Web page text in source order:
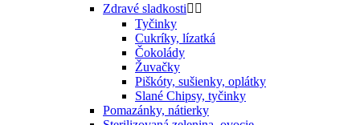
Zdravé sladkosti 
Tyčinky
Cukríky, lízatká
Čokolády
Žuvačky
Piškóty, sušienky, oplátky
Slané Chipsy, tyčinky
Pomazánky, nátierky